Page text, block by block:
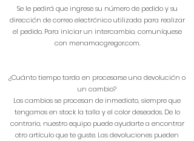
Se le pedirá que ingrese su número de pedido y su
dirección de correo electrónico utilizada para realizar
el pedido. Para iniciar un intercambio, comuníquese
con menamacgregor.com.
¿Cuánto tiempo tarda en procesarse una devolución o
un cambio?
Los cambios se procesan de inmediato, siempre que
tengamos en stock la talla y el color deseados. De lo
contrario, nuestro equipo puede ayudarte a encontrar
otro artículo que te guste. Las devoluciones pueden